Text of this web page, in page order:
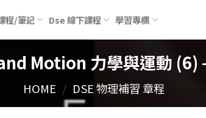
程/筆記 Dse 線下課程 學習專欄
Motion 力學與運動
HOME / DSE 物理補習 章程